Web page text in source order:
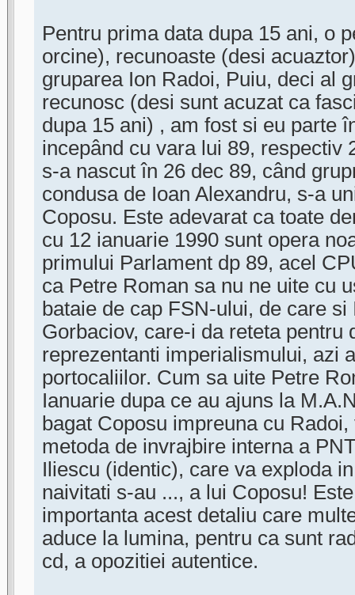
Pentru prima data dupa 15 ani, o
orcine), recunoaste (desi
gruparea Ion Radoi, Puiu, deci al
recunosc (desi sunt acuzat ca
dupa 15 ani) , am fost si eu parte
incepând cu vara lui 89, respectiv
s-a nascut în 26 dec 89, când
condusa de Ioan Alexandru, s-a
Coposu. Este adevarat ca toate
cu 12 ianuarie 1990 sunt opera
primului Parlament dp 89, acel
ca Petre Roman sa nu ne uite cu
bataie de cap FSN-ului, de care
Gorbaciov, care-i da reteta pentru
reprezentanti imperialismului, azi
portocaliilor. Cum sa uite Petre
Ianuarie dupa ce au ajuns la
bagat Coposu impreuna cu
metoda de invrajbire interna a
Iliescu (identic), care va exploda
naivitati s-au ..., a lui Coposu!
importanta acest detaliu care
aduce la lumina, pentru ca sunt
cd, a opozitiei autentice.